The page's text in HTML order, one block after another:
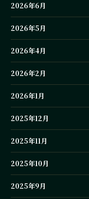
2026年6月
2026年5月
2026年4月
2026年2月
2026年1月
2025年12月
2025年11月
2025年10月
2025年9月